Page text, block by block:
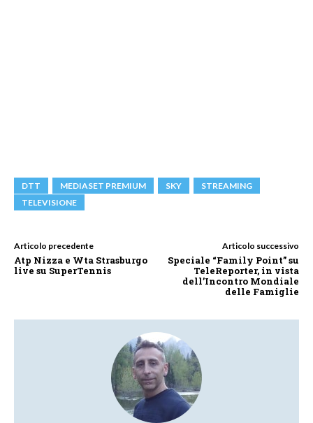
DTT MEDIASET PREMIUM SKY
STREAMING
TELEVISIONE
Articolo precedente
Atp Nizza e Wta Strasburgo
live su SuperTennis
Articolo successivo
Speciale “Family Point” su
TeleReporter, in vista
dell’Incontro Mondiale
delle Famiglie